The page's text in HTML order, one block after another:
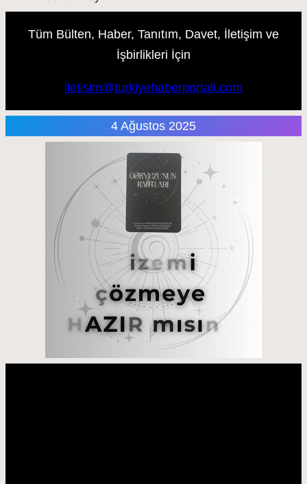
Tüm Bülten, Haber, Tanıtım, Davet, İletişim ve
İşbirlikleri İçin
iletisim@turkiyehaberportali.com
4 Ağustos 2025